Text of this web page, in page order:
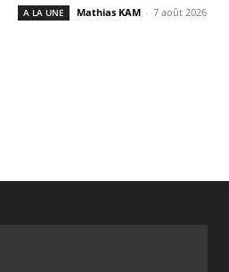
A LA UNE Mathias KAM - 7 août 2026